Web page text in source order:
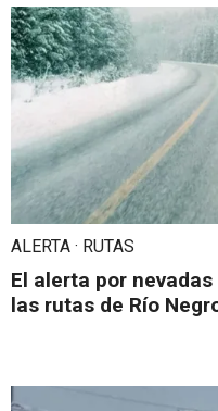
ALERTA · RUTAS
El alerta por
las rutas de Río